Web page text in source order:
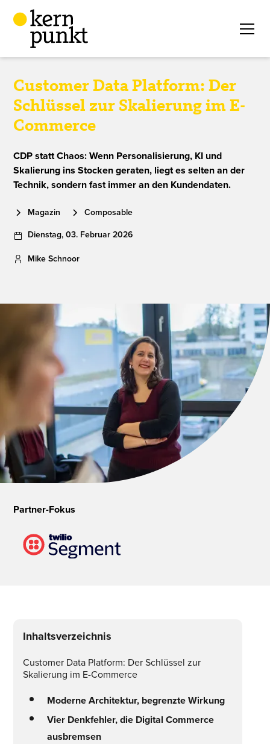
Customer Data Platform: Der
Schlüssel zur Skalierung im E-
Commerce
CDP statt Chaos: Wenn Personalisierung, KI und
Skalierung ins Stocken geraten, liegt es selten an der
Technik, sondern fast immer an den Kundendaten.
Magazin
Composable
Dienstag,03. Februar 2026
Mike Schnoor
Partner-Fokus
Inhaltsverzeichnis
Customer Data Platform: Der Schlüssel zur
Skalierung im E-Commerce
Moderne Architektur, begrenzte Wirkung
Vier Denkfehler, die Digital Commerce
ausbremsen